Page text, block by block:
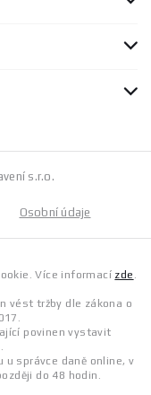
s.r.o.
Osobní údaje
Více informací zde .
vést tržby dle zákona o
povinen vystavit
u správce daně online, v
do 48 hodin.